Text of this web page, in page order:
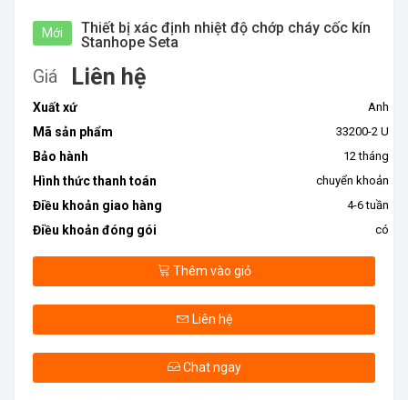
Mới
Thiết bị xác định nhiệt độ chớp cháy cốc kín
Stanhope Seta
Giá Liên hệ
Xuất xứ Anh
Mã sản phẩm 33200-2 U
Bảo hành 12 tháng
Hình thức thanh toán chuyển khoản
Điều khoản giao hàng 4-6 tuần
Điều khoản đóng gói có
Thêm vào giỏ
Liên hệ
Chat ngay